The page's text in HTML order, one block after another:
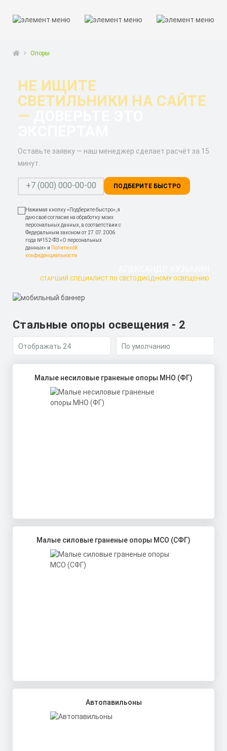
Опоры
НЕ ИЩИТЕ
СВЕТИЛЬНИКИ НА САЙТЕ
—
Оставьте заявку — наш менеджер сделает расчёт за 15
минут.
ПОДБЕРИТЕ БЫСТРО
Нажимая кнопку «Подберите быстро», я
даю своё согласие на обработку моих
персональных данных, в соответствии с
Федеральным законом от 27.07.2006
года №152-ФЗ «О персональных
данных» и Политикой
конфиденциальности
СТАРШИЙ СПЕЦИАЛИСТ ПО СВЕТОДИОДНОМУ ОСВЕЩЕНИЮ
Стальные опоры освещения - 2
Малые несиловые граненые опоры МНО (ФГ)
Малые силовые граненые опоры МСО (СФГ)
Автопавильоны